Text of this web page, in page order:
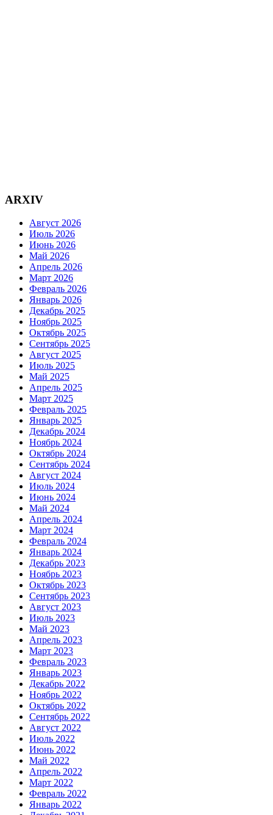
ARXIV
Август 2026
Июль 2026
Июнь 2026
Май 2026
Апрель 2026
Март 2026
Февраль 2026
Январь 2026
Декабрь 2025
Ноябрь 2025
Октябрь 2025
Сентябрь 2025
Август 2025
Июль 2025
Май 2025
Апрель 2025
Март 2025
Февраль 2025
Январь 2025
Декабрь 2024
Ноябрь 2024
Октябрь 2024
Сентябрь 2024
Август 2024
Июль 2024
Июнь 2024
Май 2024
Апрель 2024
Март 2024
Февраль 2024
Январь 2024
Декабрь 2023
Ноябрь 2023
Октябрь 2023
Сентябрь 2023
Август 2023
Июль 2023
Май 2023
Апрель 2023
Март 2023
Февраль 2023
Январь 2023
Декабрь 2022
Ноябрь 2022
Октябрь 2022
Сентябрь 2022
Август 2022
Июль 2022
Июнь 2022
Май 2022
Апрель 2022
Март 2022
Февраль 2022
Январь 2022